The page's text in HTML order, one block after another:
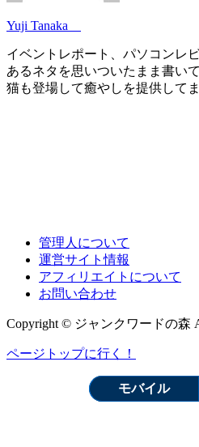
Yuji Tanaka
イベントレポート、パソコンレ
あるネタを思いついたまま書い
猫も登場して癒やしを提供して
管理人について
運営サイト情報
アフィリエイトについて
お問い合わせ
Copyright © ジャンクワードの森
ページトップに行く！
モバイル